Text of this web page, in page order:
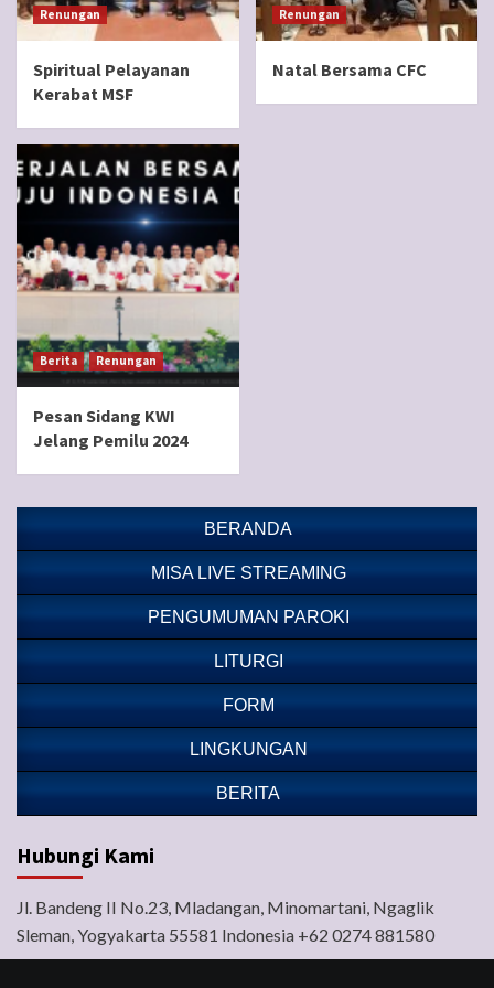
Renungan
Spiritual Pelayanan
Kerabat MSF
Renungan
Natal Bersama CFC
Berita Renungan
Pesan Sidang KWI
Jelang Pemilu 2024
BERANDA
MISA LIVE STREAMING
PENGUMUMAN PAROKI
LITURGI
FORM
LINGKUNGAN
BERITA
Hubungi Kami
Jl. Bandeng II No.23, Mladangan, Minomartani, Ngaglik
Sleman, Yogyakarta 55581 Indonesia +62 0274 881580